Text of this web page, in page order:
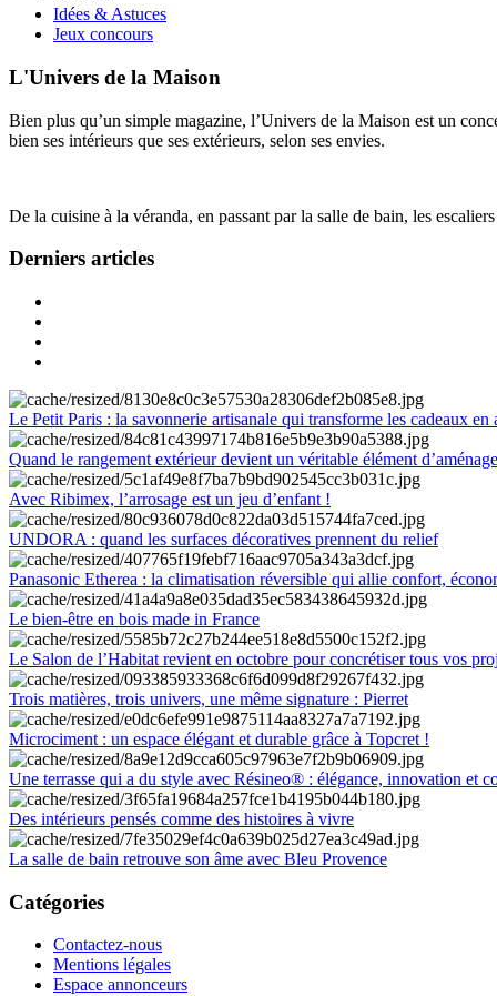
Idées & Astuces
Jeux concours
L'Univers de la Maison
Bien plus qu’un simple magazine, l’Univers de la Maison est un
bien ses intérieurs que ses extérieurs, selon ses envies.
De la cuisine à la véranda, en passant par la salle de bain, les
Derniers articles
Le Petit Paris : la savonnerie artisanale qui transforme les cadeaux en
Quand le rangement extérieur devient un véritable élément
Avec Ribimex, l’arrosage est un jeu d’enfant !
UNDORA : quand les surfaces décoratives prennent du relief
Panasonic Etherea : la climatisation réversible qui allie confort,
Le bien-être en bois made in France
Le Salon de l’Habitat revient en octobre pour concrétiser tous vos
Trois matières, trois univers, une même signature : Pierret
Microciment : un espace élégant et durable grâce à Topcret !
Une terrasse qui a du style avec Résineo® : élégance, innovation et
Des intérieurs pensés comme des histoires à vivre
La salle de bain retrouve son âme avec Bleu Provence
Catégories
Contactez-nous
Mentions légales
Espace annonceurs